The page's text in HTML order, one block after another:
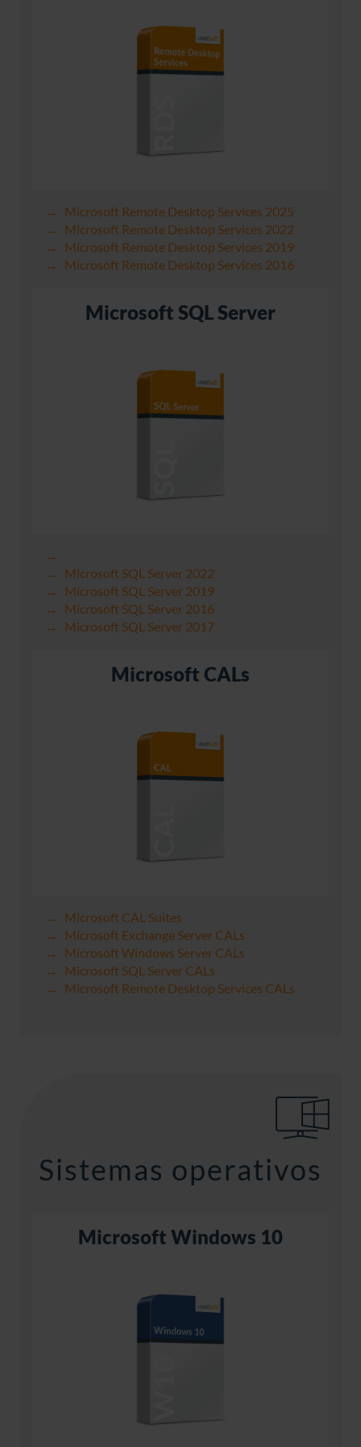
Microsoft Remote Desktop Services 2025
Microsoft Remote Desktop Services 2022
Microsoft Remote Desktop Services 2019
Microsoft Remote Desktop Services 2016
Microsoft SQL Server
Microsoft SQL Server 2022
Microsoft SQL Server 2019
Microsoft SQL Server 2016
Microsoft SQL Server 2017
Microsoft CALs
Microsoft CAL Suites
Microsoft Exchange Server CALs
Microsoft Windows Server CALs
Microsoft SQL Server CALs
Microsoft Remote Desktop Services CALs
Sistemas operativos
Microsoft Windows 10